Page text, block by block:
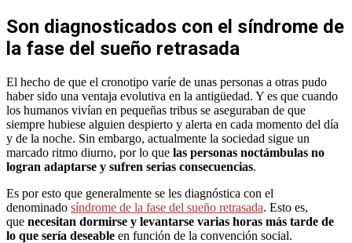
Son diagnosticados con el síndrome de
la fase del sueño retrasada
El hecho de que el cronotipo varíe de unas personas a otras pudo
haber sido una ventaja evolutiva en la antigüedad. Y es que cuando
los humanos vivían en pequeñas tribus se aseguraban de que
siempre hubiese alguien despierto y alerta en cada momento del día
y de la noche. Sin embargo, actualmente la sociedad sigue un
marcado ritmo diurno, por lo que las personas noctámbulas no
logran adaptarse y sufren serias consecuencias.
Es por esto que generalmente se les diagnóstica con el
denominado síndrome de la fase del sueño retrasada. Esto es,
que necesitan dormirse y levantarse varias horas más tarde de
lo que sería deseable en función de la convención social.